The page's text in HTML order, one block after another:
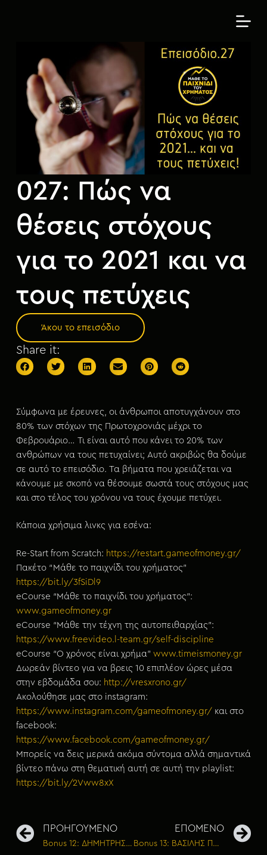
ό
027: Πώς να
θέσεις στόχους
για το 2021 και να
τους πετύχεις
Άκου το επεισόδιο
Share it:
Σύμφωνα με έρευνες, οι άνθρωποι αποτυγχάνουν στο
80% των στόχων της Πρωτοχρονιάς μέχρι το
Φεβρουάριο… Τι είναι αυτό που κάνει το 20% των
ανθρώπων να τους πετυχαίνει; Αυτό ακριβώς θα δούμε
σε αυτό το επεισόδιο. Τα βήματα που χρειάζεται να
κάνουμε με σκοπό να θέσουμε σωστά τους στόχους μας
και στο τέλος του χρόνου να τους έχουμε πετύχει.
Κάποια χρήσιμα λινκς για εσένα:
Re-Start from Scratch: https://restart.gameofmoney.gr/
Πακέτο “Μάθε το παιχνίδι του χρήματος”
https://bit.ly/3fSiDl9
eCourse “Μάθε το παιχνίδι του χρήματος”:
www.gameofmoney.gr
eCourse “Μάθε την τέχνη της αυτοπειθαρχίας”:
https://www.freevideo.l-team.gr/self-discipline
eCourse “Ο χρόνος είναι χρήμα” www.timeismoney.gr
Δωρεάν βίντεο για να βρεις 10 επιπλέον ώρες μέσα
στην εβδομάδα σου: http://vresxrono.gr/
Ακολούθησε μας στο instagram:
https://www.instagram.com/gameofmoney.gr/ και στο
facebook:
https://www.facebook.com/gameofmoney.gr/
Μπορείς να δεις μερικά ακόμα σύντομα αλλά σημαντικά
βίντεο πάνω στη θεματική αυτή σε αυτή την playlist:
https://bit.ly/2Vww8xX
ΠΡΟΗΓΟΥΜΕΝΟ
Bonus 12: ΔΗΜΗΤΡΗΣ ΔΗΜΗΤΡΙΑΔΗΣ – Όλα τα (πολλά) λάθη που έχω κάνει στο παιχνίδι του χρήματος
ΕΠΟΜΕΝΟ
Bonus 13: ΒΑΣΙΛΗΣ ΠΑΖΟΠΟΥΛΟΣ – Κρυπτονομίσματα και ψηφιακή οικονομία: είναι το μέλλον ήδη εδώ;